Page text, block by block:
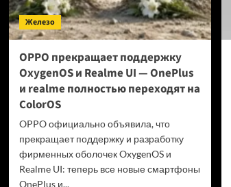
Железо
OPPO прекращает поддержку
OxygenOS и Realme UI — OnePlus
и realme полностью переходят на
ColorOS
OPPO официально объявила, что
прекращает поддержку и разработку
фирменных оболочек OxygenOS и
Realme UI: теперь все новые смартфоны
OnePlus и...